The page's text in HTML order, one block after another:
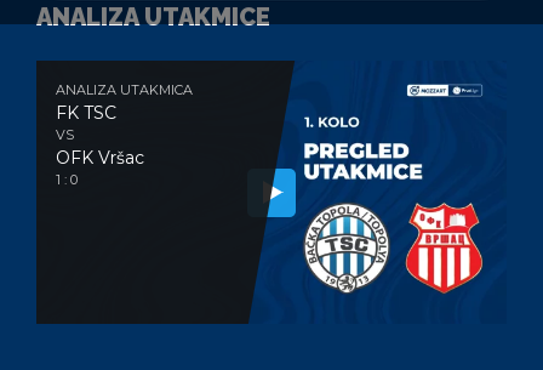
ANALIZA UTAKMICE
ANALIZA UTAKMICA
FK TSC
VS
OFK Vršac
1 : 0